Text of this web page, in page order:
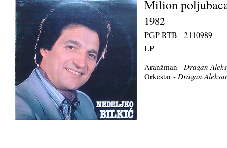
Milion
1982
PGP RTB - 2110989
LP
Aranžman - Dragan
Orkestar - Dragan